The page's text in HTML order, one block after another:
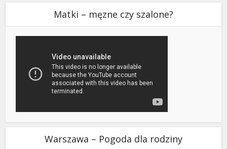
Matki – męzne czy szalone?
Warszawa – Pogoda dla rodziny